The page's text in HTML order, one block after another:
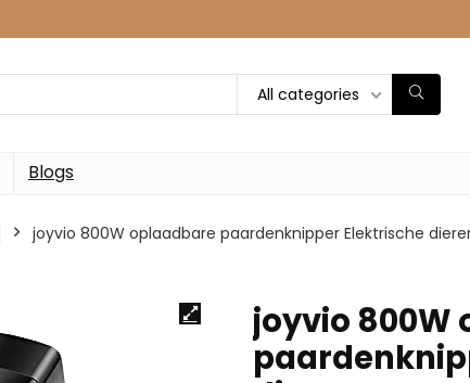
All categories
Blogs
joyvio 800W oplaadbare paardenknipper Elektrische
joyvio 800W